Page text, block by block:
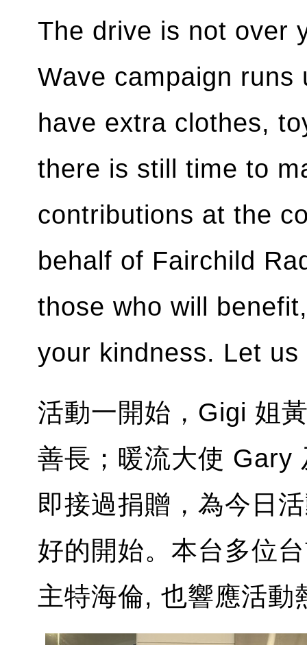
The drive is not over
Wave campaign
have extra clothes,
there is still time to
contributions at the
behalf of Fairchild
those who will
your kindness. Let
活動一開始，Gigi 姐
善長；暖流大使 Gary
即接過捐贈，為今日
好的開始。本台多位
主特海倫, 也響應活動